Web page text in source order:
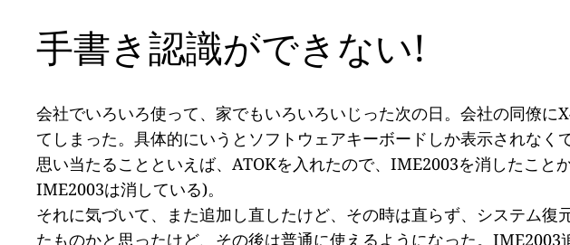
手書き認識ができない!
会社でいろいろ使って、家でもいろいろいじった次の日。会社の同僚
てしまった。具体的にいうとソフトウェアキーボードしか表示されなく
思い当たることといえば、ATOKを入れたので、IME2003を消したこ
IME2003は消している)。
それに気づいて、また追加し直したけど、その時は直らず、システム
たものかと思ったけど、その後は普通に使えるようになった。IME2003